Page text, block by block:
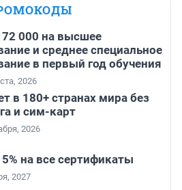
000 на высшее
и среднее специальное
в первый год обучения
2026
в 180+ странах мира без
и сим-карт
2026
на все сертификаты
2027